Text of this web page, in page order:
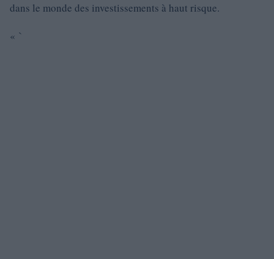
dans le monde des investissements à haut risque.
« `